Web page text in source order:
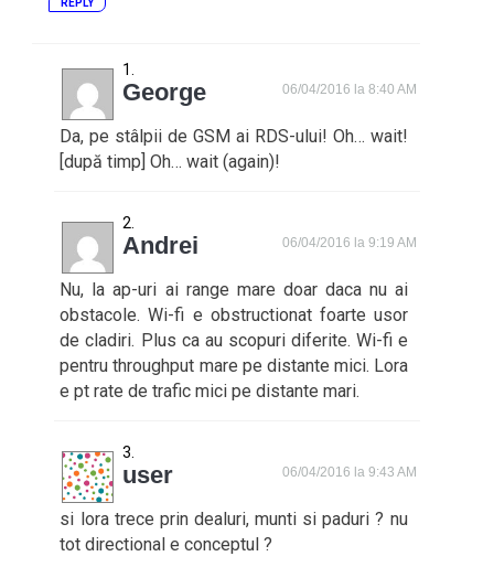
REPLY
George 06/04/2016 la 8:40 AM
Da, pe stâlpii de GSM ai RDS-ului! Oh… wait!
[după timp] Oh… wait (again)!
Andrei 06/04/2016 la 9:19 AM
Nu, la ap-uri ai range mare doar daca nu ai
obstacole. Wi-fi e obstructionat foarte usor
de cladiri. Plus ca au scopuri diferite. Wi-fi e
pentru throughput mare pe distante mici. Lora
e pt rate de trafic mici pe distante mari.
user 06/04/2016 la 9:43 AM
si lora trece prin dealuri, munti si paduri ? nu
tot directional e conceptul ?